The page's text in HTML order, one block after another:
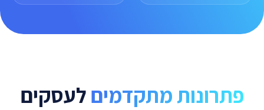
פתרונות מתקדמיםלעסקים